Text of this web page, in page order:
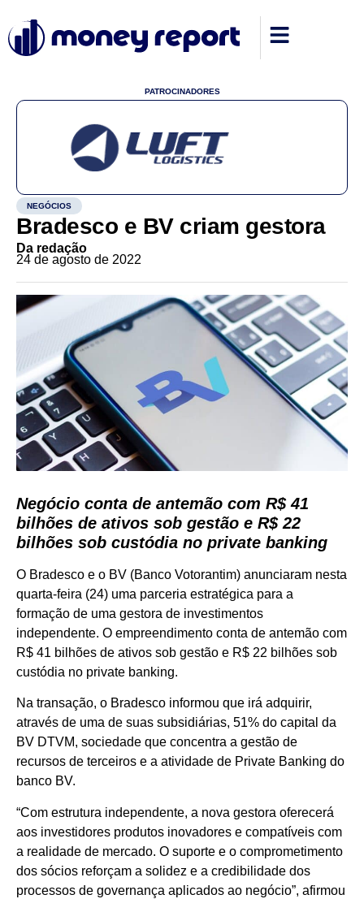
PATROCINADORES
NEGÓCIOS
Bradesco e BV criam gestora
Da redação
24 de agosto de 2022
Negócio conta de antemão com R$ 41
bilhões de ativos sob gestão e R$ 22
bilhões sob custódia no private banking
O Bradesco e o BV (Banco Votorantim) anunciaram nesta
quarta-feira (24) uma parceria estratégica para a
formação de uma gestora de investimentos
independente. O empreendimento conta de antemão com
R$ 41 bilhões de ativos sob gestão e R$ 22 bilhões sob
custódia no private banking.
Na transação, o Bradesco informou que irá adquirir,
através de uma de suas subsidiárias, 51% do capital da
BV DTVM, sociedade que concentra a gestão de
recursos de terceiros e a atividade de Private Banking do
banco BV.
“Com estrutura independente, a nova gestora oferecerá
aos investidores produtos inovadores e compatíveis com
a realidade de mercado. O suporte e o comprometimento
dos sócios reforçam a solidez e a credibilidade dos
processos de governança aplicados ao negócio”, afirmou